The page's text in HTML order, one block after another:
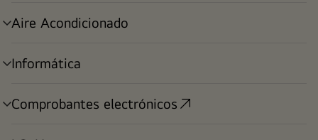
Aire Acondicionado
alternar
Informática
alternar
Comprobantes electrónicos
alternar